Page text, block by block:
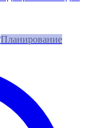
Планирование